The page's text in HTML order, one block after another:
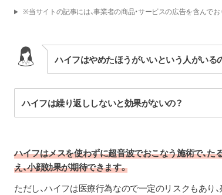
※当サイトの記事には、事業者の商品・サービスの広告を含んでお
ハイフはやめたほうがいいという人がいる
ハイフは繰り返ししないと効果がないの？
ハイフはメスを使わずに超音波でおこなう施術で、た
え、小顔効果が期待できます。
ただし、ハイフは医療行為なので一定のリスクもあり